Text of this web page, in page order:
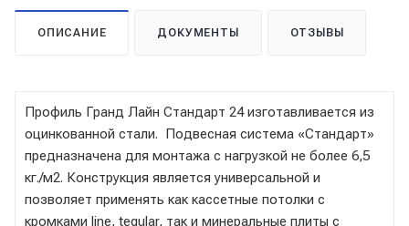
ОПИСАНИЕ ДОКУМЕНТЫ ОТЗЫВЫ
Профиль Гранд Лайн Стандарт 24 изготавливается из
оцинкованной стали. Подвесная система «Стандарт»
предназначена для монтажа с нагрузкой не более 6,5
кг./м2. Конструкция является универсальной и
позволяет применять как кассетные потолки с
кромками line, tegular, так и минеральные плиты с